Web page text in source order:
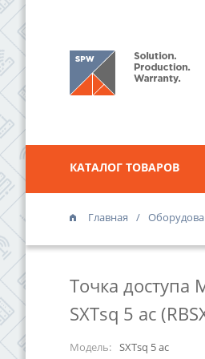
КАТАЛОГ ТОВАРОВ
Главная
Точка доступа
SXTsq 5 ac
Модель: SXTsq 5 ac